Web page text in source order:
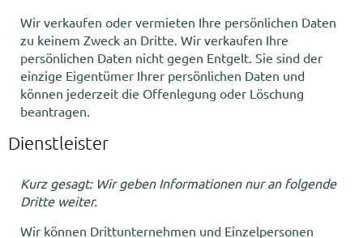
Wir verkaufen oder vermieten Ihre persönlichen Daten
zu keinem Zweck an Dritte. Wir verkaufen Ihre
persönlichen Daten nicht gegen Entgelt. Sie sind der
einzige Eigentümer Ihrer persönlichen Daten und
können jederzeit die Offenlegung oder Löschung
beantragen.
Dienstleister
Kurz gesagt: Wir geben Informationen nur an folgende
Dritte weiter.
Wir können Drittunternehmen und Einzelpersonen